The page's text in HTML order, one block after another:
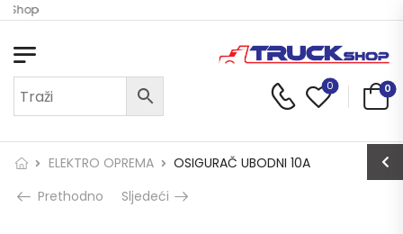
Shop
0 0
ELEKTRO OPREMA
OSIGURAČ UBODNI 10A
Prethodno
Sljedeći